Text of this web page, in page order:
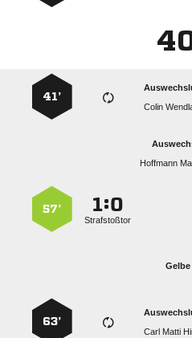

41’

:
Strafstoßtor
57’
 
63’